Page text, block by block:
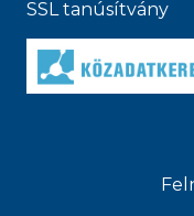
SSL tanúsítvány